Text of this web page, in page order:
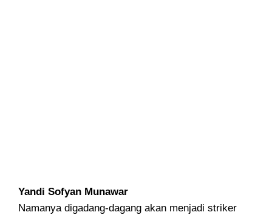
Yandi Sofyan Munawar
Namanya digadang-dagang akan menjadi striker